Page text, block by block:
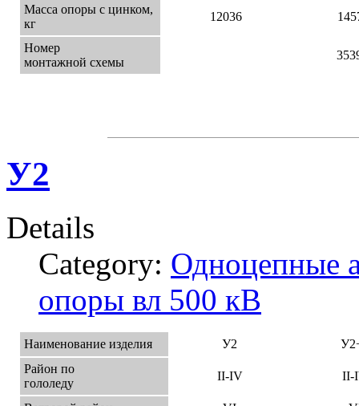
Масса опоры с цинком,
кг
12036
Номер
монтажной схемы
У2
Details
Category: Одноцепные
опоры вл 500 кВ
Наименование изделия У2
Район по
гололеду
II-IV II-